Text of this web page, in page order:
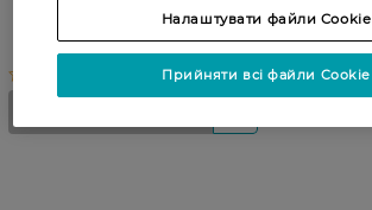
Ексфоліант 100 млНалаштувати файли Cookie
Прийняти всі файли Cookie